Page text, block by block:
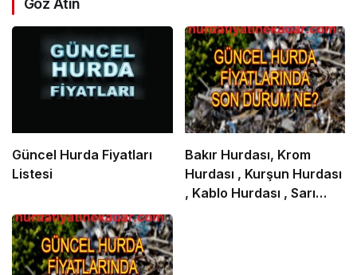
Göz Atın
Güncel Hurda Fiyatları
Listesi
Bakır Hurdası, Krom
Hurdası , Kurşun Hurdası
, Kablo Hurdası , Sarı